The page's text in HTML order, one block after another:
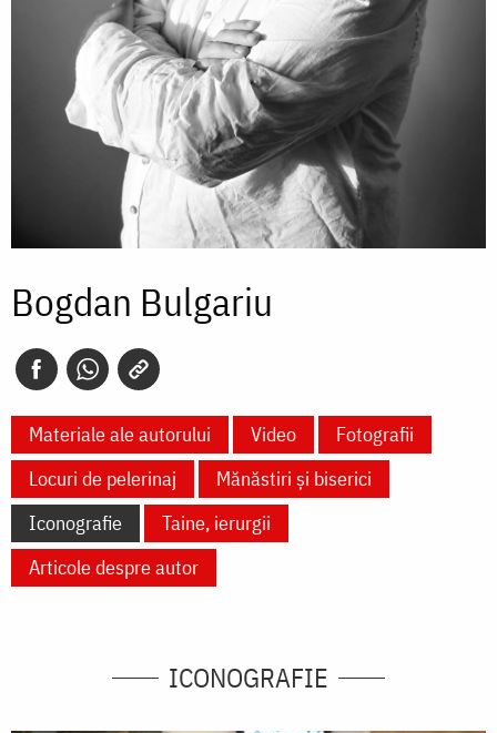
Bogdan Bulgariu
Materiale ale autorului Video
Fotografii
Locuri de pelerinaj
Mănăstiri și biserici
Iconografie
Taine, ierurgii
Articole despre autor
ICONOGRAFIE